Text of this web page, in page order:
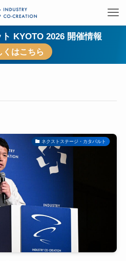
ト KYOTO 2026 開催情報
くはこちら
ネクストステージ・カタパルト